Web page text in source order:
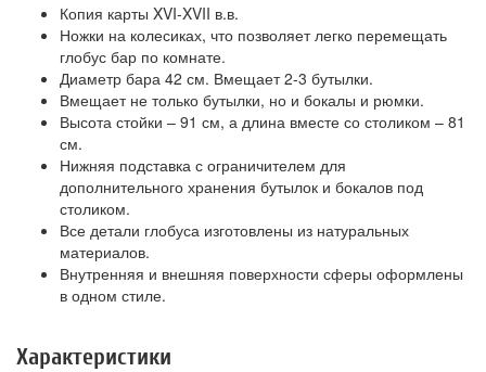
Копия карты XVI-XVII в.в.
Ножки на колесиках, что позволяет легко перемещать
глобус бар по комнате.
Диаметр бара 42 см. Вмещает 2-3 бутылки.
Вмещает не только бутылки, но и бокалы и рюмки.
Высота стойки – 91 см, а длина вместе со столиком – 81
см.
Нижняя подставка с ограничителем для
дополнительного хранения бутылок и бокалов под
столиком.
Все детали глобуса изготовлены из натуральных
материалов.
Внутренняя и внешняя поверхности сферы оформлены
в одном стиле.
Характеристики